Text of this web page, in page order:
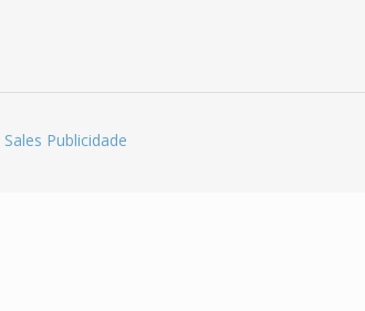
Sales Publicidade